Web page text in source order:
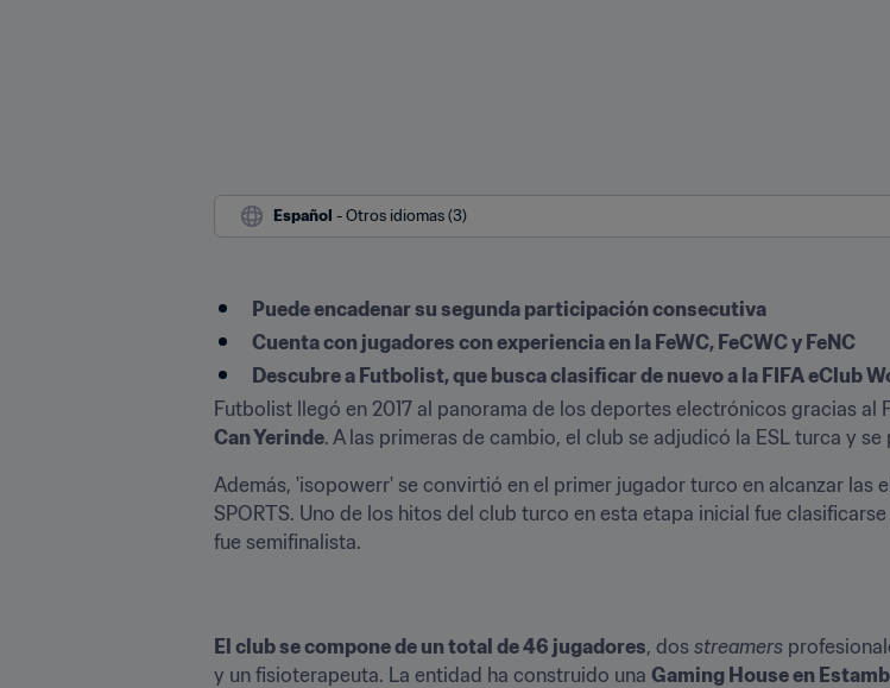
Español - Otros idiomas (3)
Puede encadenar su segunda participación consecutiva
Cuenta con jugadores con experiencia en la FeWC, FeCWC y FeNC
Descubre a Futbolist, que busca clasificar de nuevo a la FIFA eClub
Futbolist llegó en 2017 al panorama de los deportes electrónicos gracias al
Can Yerinde. A las primeras de cambio, el club se adjudicó la ESL turca y
Además, 'isopowerr' se convirtió en el primer jugador turco en alcanzar las
SPORTS. Uno de los hitos del club turco en esta etapa inicial fue
fue semifinalista.
El club se compone de un total de 46 jugadores, dos streamers
y un fisioterapeuta. La entidad ha construido una Gaming House en